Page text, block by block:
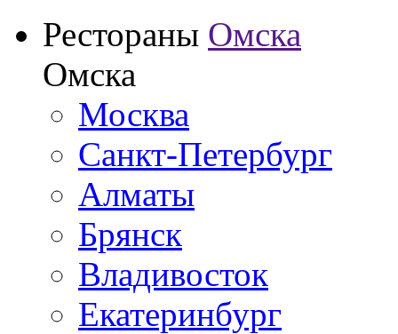
Рестораны Омска
Омска
Москва
Санкт-Петербург
Алматы
Брянск
Владивосток
Екатеринбург